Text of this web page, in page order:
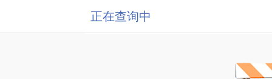
正在查询中